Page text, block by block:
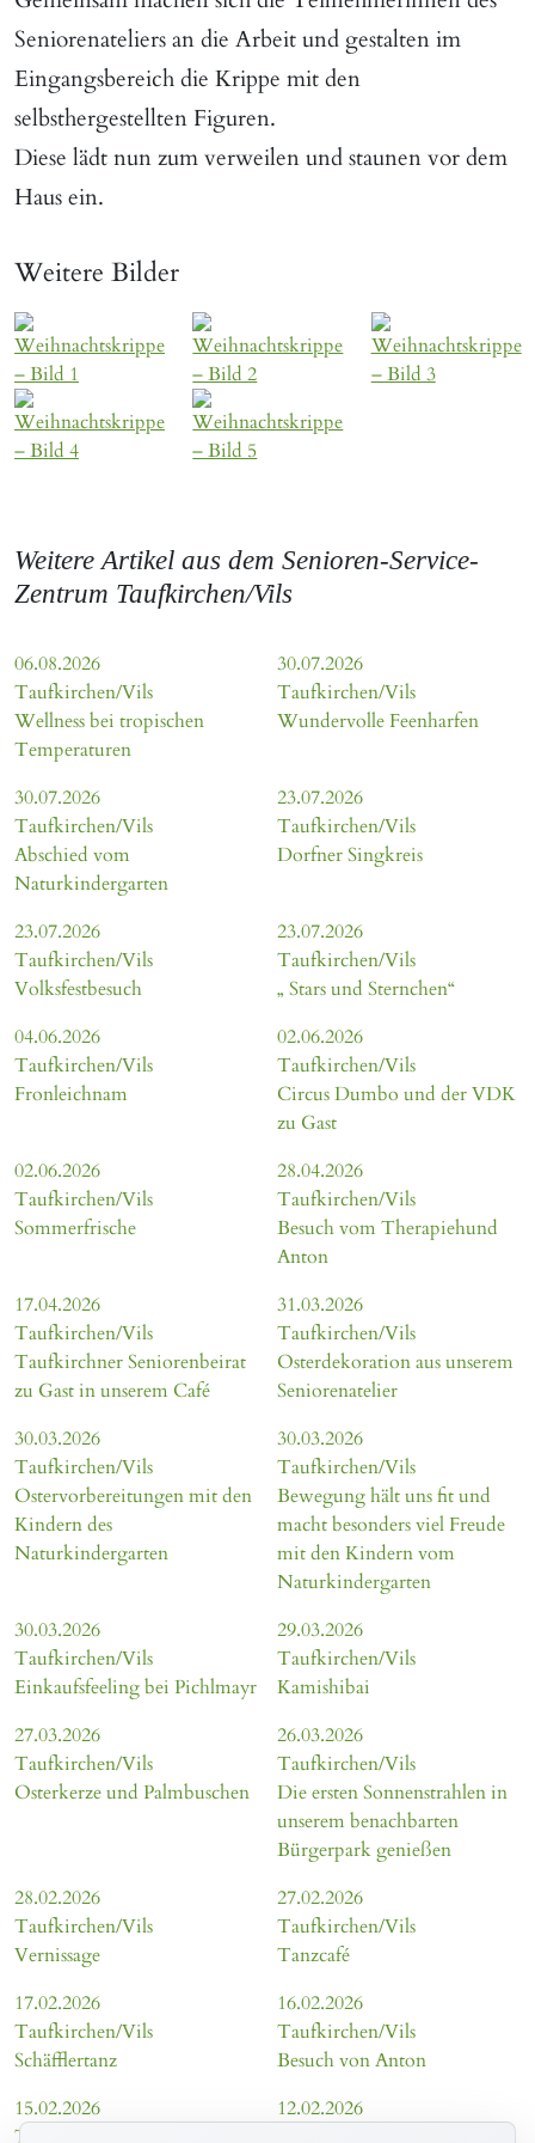
Landsberg
Markt
Massing
Wartenberg
Seniorenateliers an die Arbeit und gestalten im
Eingangsbereich die Krippe mit den
selbsthergestellten Figuren.
Diese lädt nun zum verweilen und staunen vor dem
Haus ein.
Weitere Bilder
Weitere Artikel aus dem Senioren-Service-
Zentrum Taufkirchen/Vils
06.08.2026
Taufkirchen/Vils
Wellness bei tropischen
Temperaturen
30.07.2026
Taufkirchen/Vils
Wundervolle Feenharfen
30.07.2026
Taufkirchen/Vils
Abschied vom
Naturkindergarten
23.07.2026
Taufkirchen/Vils
Dorfner Singkreis
23.07.2026
Taufkirchen/Vils
Volksfestbesuch
23.07.2026
Taufkirchen/Vils
„ Stars und Sternchen“
04.06.2026
Taufkirchen/Vils
Fronleichnam
02.06.2026
Taufkirchen/Vils
Circus Dumbo und der VDK
zu Gast
02.06.2026
Taufkirchen/Vils
Sommerfrische
28.04.2026
Taufkirchen/Vils
Besuch vom Therapiehund
Anton
17.04.2026
Taufkirchen/Vils
Taufkirchner Seniorenbeirat
zu Gast in unserem Café
31.03.2026
Taufkirchen/Vils
Osterdekoration aus unserem
Seniorenatelier
30.03.2026
Taufkirchen/Vils
Ostervorbereitungen mit den
Kindern des
Naturkindergarten
30.03.2026
Taufkirchen/Vils
Bewegung hält uns fit und
macht besonders viel Freude
mit den Kindern vom
Naturkindergarten
30.03.2026
Taufkirchen/Vils
Einkaufsfeeling bei Pichlmayr
29.03.2026
Taufkirchen/Vils
Kamishibai
27.03.2026
Taufkirchen/Vils
Osterkerze und Palmbuschen
26.03.2026
Taufkirchen/Vils
Die ersten Sonnenstrahlen in
unserem benachbarten
Bürgerpark genießen
28.02.2026
Taufkirchen/Vils
Vernissage
27.02.2026
Taufkirchen/Vils
Tanzcafé
17.02.2026
Taufkirchen/Vils
Schäfflertanz
16.02.2026
Taufkirchen/Vils
Besuch von Anton
15.02.2026
Taufkirchen/Vils
12.02.2026